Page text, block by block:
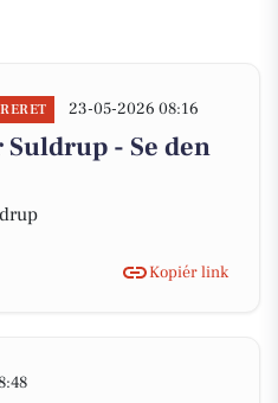
23-05-2026 08:16
- Se den
Kopiér link